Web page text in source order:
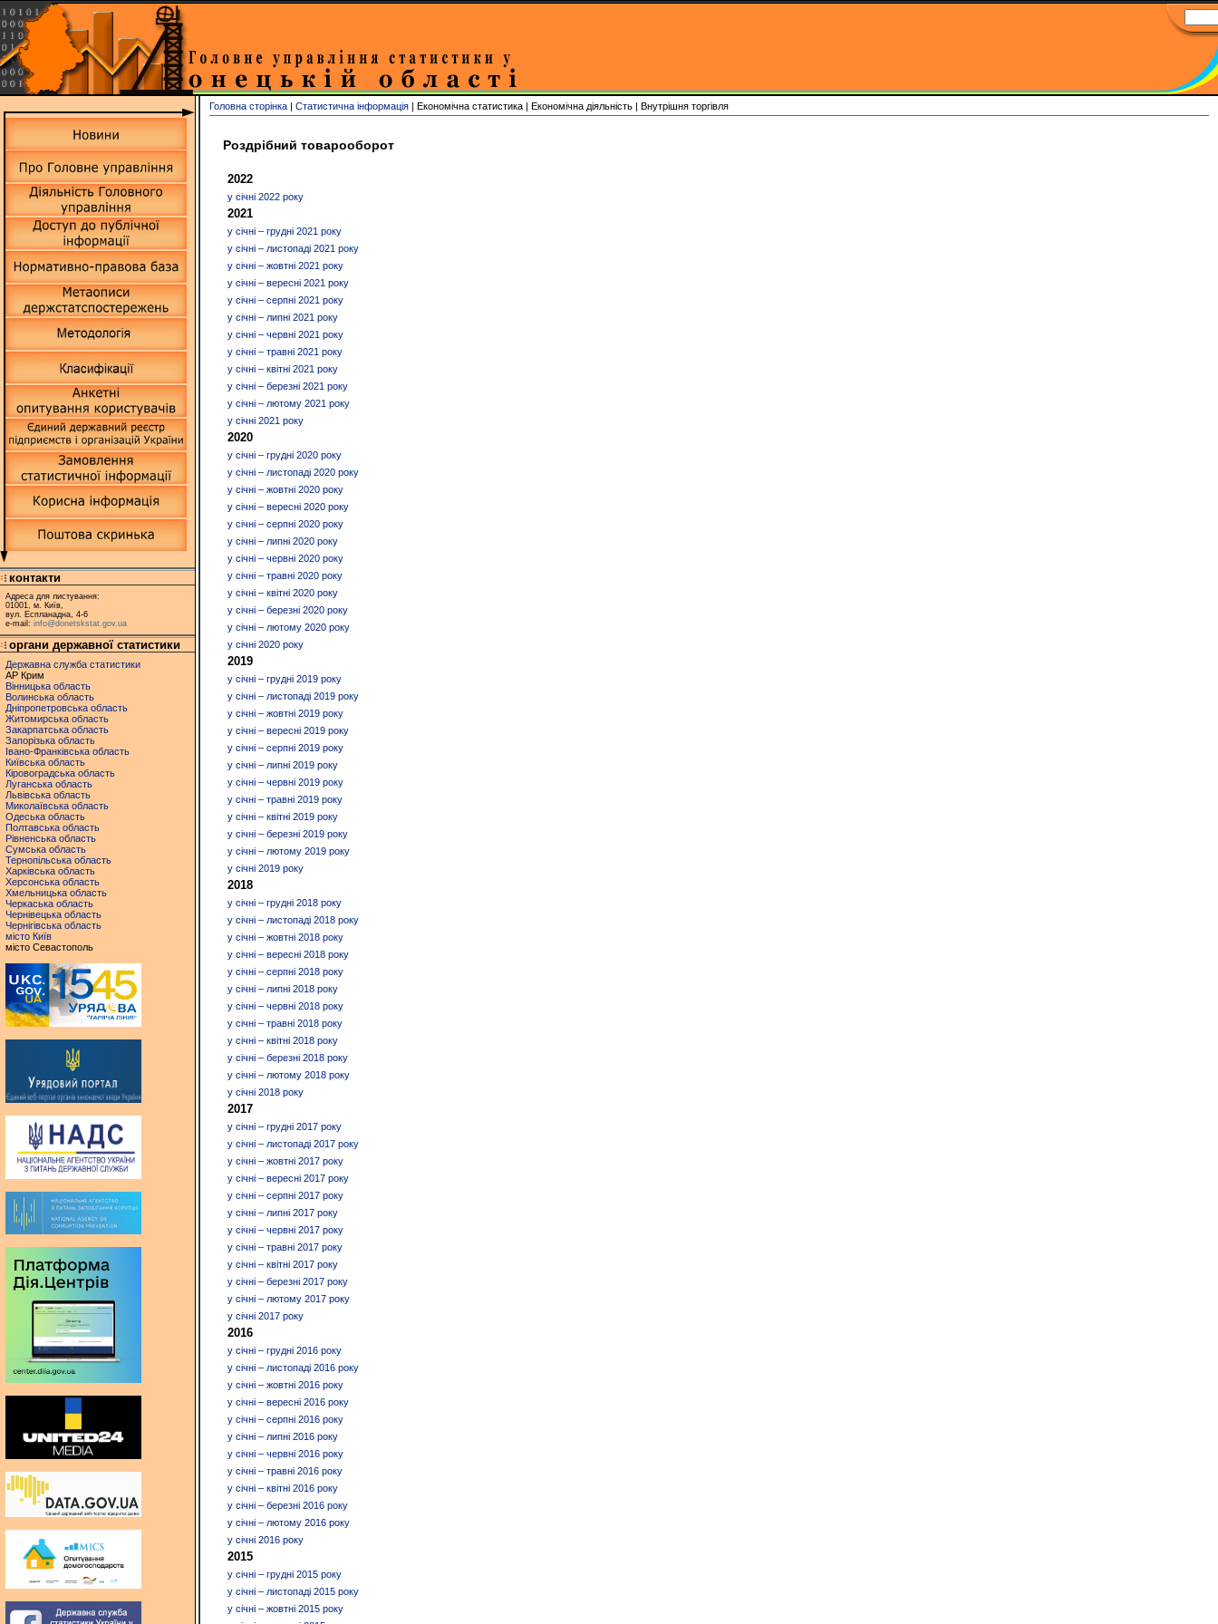
контакти
Адреса для листування:
01001, м. Київ,
вул. Еспланадна, 4-6
e-mail: info@donetskstat.gov.ua
органи державної статистики
Державна служба статистики
АР Крим
Вінницька область
Волинська область
Дніпропетровська область
Житомирська область
Закарпатська область
Запорізька область
Івано-Франківська область
Київська область
Кіровоградська область
Луганська область
Львівська область
Миколаївська область
Одеська область
Полтавська область
Рівненська область
Сумська область
Тернопільська область
Харківська область
Херсонська область
Хмельницька область
Черкаська область
Чернівецька область
Чернігівська область
місто Київ
місто Севастополь
Головна сторінка | Статистична інформація | Економічна статистика | Економічна діяльність | Внутрішня торгівля
Роздрібний товарооборот
2022
у січні 2022 року
2021
у січні – грудні 2021 року
у січні – листопаді 2021 року
у січні – жовтні 2021 року
у січні – вересні 2021 року
у січні – серпні 2021 року
у січні – липні 2021 року
у січні – червні 2021 року
у січні – травні 2021 року
у січні – квітні 2021 року
у січні – березні 2021 року
у січні – лютому 2021 року
у січні 2021 року
2020
у січні – грудні 2020 року
у січні – листопаді 2020 року
у січні – жовтні 2020 року
у січні – вересні 2020 року
у січні – серпні 2020 року
у січні – липні 2020 року
у січні – червні 2020 року
у січні – травні 2020 року
у січні – квітні 2020 року
у січні – березні 2020 року
у січні – лютому 2020 року
у січні 2020 року
2019
у січні – грудні 2019 року
у січні – листопаді 2019 року
у січні – жовтні 2019 року
у січні – вересні 2019 року
у січні – серпні 2019 року
у січні – липні 2019 року
у січні – червні 2019 року
у січні – травні 2019 року
у січні – квітні 2019 року
у січні – березні 2019 року
у січні – лютому 2019 року
у січні 2019 року
2018
у січні – грудні 2018 року
у січні – листопаді 2018 року
у січні – жовтні 2018 року
у січні – вересні 2018 року
у січні – серпні 2018 року
у січні – липні 2018 року
у січні – червні 2018 року
у січні – травні 2018 року
у січні – квітні 2018 року
у січні – березні 2018 року
у січні – лютому 2018 року
у січні 2018 року
2017
у січні – грудні 2017 року
у січні – листопаді 2017 року
у січні – жовтні 2017 року
у січні – вересні 2017 року
у січні – серпні 2017 року
у січні – липні 2017 року
у січні – червні 2017 року
у січні – травні 2017 року
у січні – квітні 2017 року
у січні – березні 2017 року
у січні – лютому 2017 року
у січні 2017 року
2016
у січні – грудні 2016 року
у січні – листопаді 2016 року
у січні – жовтні 2016 року
у січні – вересні 2016 року
у січні – серпні 2016 року
у січні – липні 2016 року
у січні – червні 2016 року
у січні – травні 2016 року
у січні – квітні 2016 року
у січні – березні 2016 року
у січні – лютому 2016 року
у січні 2016 року
2015
у січні – грудні 2015 року
у січні – листопаді 2015 року
у січні – жовтні 2015 року